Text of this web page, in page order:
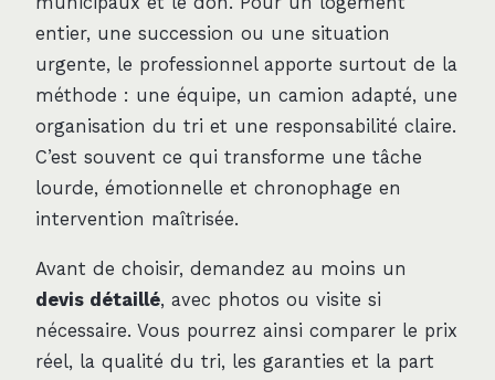
entier, une succession ou une situation
urgente, le professionnel apporte surtout de la
méthode : une équipe, un camion adapté, une
organisation du tri et une responsabilité claire.
C’est souvent ce qui transforme une tâche
lourde, émotionnelle et chronophage en
intervention maîtrisée.
Avant de choisir, demandez au moins un
devis détaillé, avec photos ou visite si
nécessaire. Vous pourrez ainsi comparer le prix
réel, la qualité du tri, les garanties et la part